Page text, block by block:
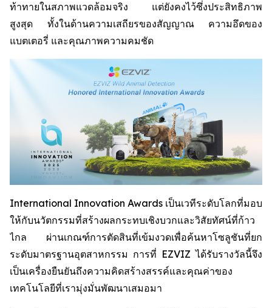
ท้าทายในสภาพแวดล้อมจริง แต่ยังคงไว้ซึ่งประสิทธิภาพ
สูงสุด ทั้งในด้านความเสถียรของสัญญาณ ความอึดของ
แบตเตอรี่ และคุณภาพความคมชัด
International Innovation Awards เป็นเวทีระดับโลกที่มอบ
ให้กับนวัตกรรมที่สร้างผลกระทบเชิงบวกและวิสัยทัศน์ที่ก้าว
ไกล ผ่านเกณฑ์การตัดสินที่เข้มงวดเพื่อค้นหาโซลูชันที่ยก
ระดับมาตรฐานอุตสาหกรรม การที่ EZVIZ ได้รับรางวัลนี้จึง
เป็นเครื่องยืนยันถึงความคิดสร้างสรรค์และคุณค่าของ
เทคโนโลยีที่เรามุ่งมั่นพัฒนาเสมอมา